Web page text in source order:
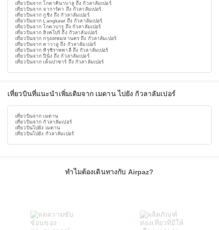
เที่ยวบินจาก โกตาคินาบาลู ถึง กัวลาลัมเปอร์
เที่ยวบินจาก จาการ์ตา ถึง กัวลาลัมเปอร์
เที่ยวบินจาก กูชิง ถึง กัวลาลัมเปอร์
เที่ยวบินจาก Langkawi ถึง กัวลาลัมเปอร์
เที่ยวบินจาก โกตาบารู ถึง กัวลาลัมเปอร์
เที่ยวบินจาก สิงคโปร์ ถึง กัวลาลัมเปอร์
เที่ยวบินจาก กรุงเทพมหานคร ถึง กัวลาลัมเปอร์
เที่ยวบินจาก ตาวาอู ถึง กัวลาลัมเปอร์
เที่ยวบินจาก ทิรุชิราพพาลี ถึง กัวลาลัมเปอร์
เที่ยวบินจาก ปีนัง ถึง กัวลาลัมเปอร์
เที่ยวบินจาก เด็นปาซาร์ ถึง กัวลาลัมเปอร์
เที่ยวบินที่แนะนำเพิ่มเติมจาก เมดาน ไปยัง กัวลาลัมเปอร์
เที่ยวบินจาก เมดาน
เที่ยวบินจาก กัวลาลัมเปอร์
เที่ยวบินไปยัง เมดาน
เที่ยวบินไปยัง กัวลาลัมเปอร์
ทำไมต้องเดินทางกับ Airpaz?